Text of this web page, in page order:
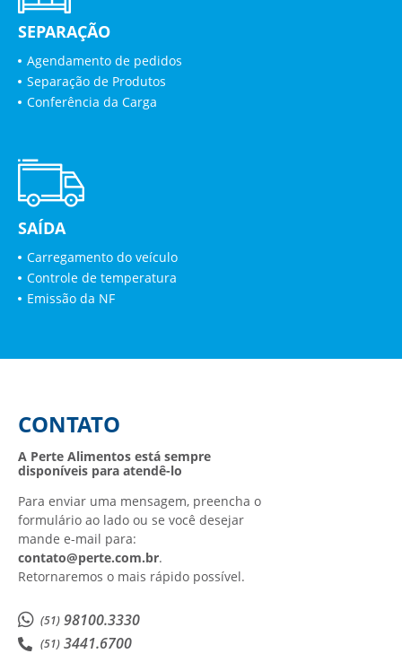
SEPARAÇÃO
Agendamento de pedidos
Separação de Produtos
Conferência da Carga
SAÍDA
Carregamento do veículo
Controle de temperatura
Emissão da NF
CONTATO
A Perte Alimentos está sempre
disponíveis para atendê-lo
Para enviar uma mensagem, preencha o
formulário ao lado ou se você desejar
mande e-mail para:
contato@perte.com.br.
Retornaremos o mais rápido possível.
(51) 98100.3330
(51) 3441.6700